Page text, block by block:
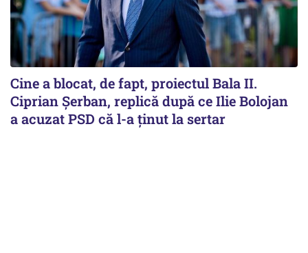
Cine a blocat, de fapt, proiectul Bala II.
Ciprian Șerban, replică după ce Ilie Bolojan
a acuzat PSD că l-a ținut la sertar